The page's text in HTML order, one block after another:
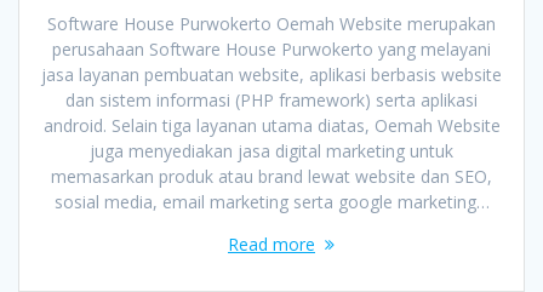
Software House Purwokerto Oemah Website merupakan
perusahaan Software House Purwokerto yang melayani
jasa layanan pembuatan website, aplikasi berbasis website
dan sistem informasi (PHP framework) serta aplikasi
android. Selain tiga layanan utama diatas, Oemah Website
juga menyediakan jasa digital marketing untuk
memasarkan produk atau brand lewat website dan SEO,
sosial media, email marketing serta google marketing…
Read more